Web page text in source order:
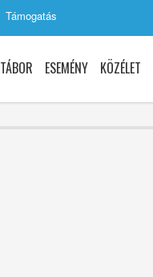
Támogatás
TÁBOR ESEMÉNY KÖZÉLET